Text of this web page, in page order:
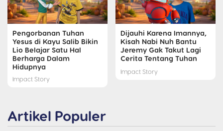
Pengorbanan Tuhan
Yesus di Kayu Salib Bikin
Lio Belajar Satu Hal
Berharga Dalam
Hidupnya
Impact Story
Dijauhi Karena Imannya,
Kisah Nabi Nuh Bantu
Jeremy Gak Takut Lagi
Cerita Tentang Tuhan
Impact Story
Artikel Populer